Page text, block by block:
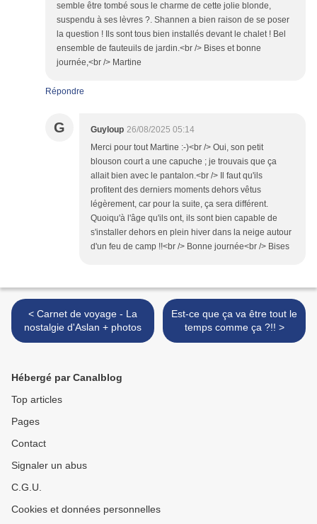
semble être tombé sous le charme de cette jolie blonde,
suspendu à ses lèvres ?. Shannen a bien raison de se poser
la question ! Ils sont tous bien installés devant le chalet ! Bel
ensemble de fauteuils de jardin.<br /> Bises et bonne
journée,<br /> Martine
Répondre
G Guyloup 26/08/2025 05:14
Merci pour tout Martine :-)<br /> Oui, son petit
blouson court a une capuche ; je trouvais que ça
allait bien avec le pantalon.<br /> Il faut qu'ils
profitent des derniers moments dehors vêtus
légèrement, car pour la suite, ça sera différent.
Quoiqu'à l'âge qu'ils ont, ils sont bien capable de
s'installer dehors en plein hiver dans la neige autour
d'un feu de camp !!<br /> Bonne journée<br /> Bises
< Carnet de voyage - La
nostalgie d'Aslan + photos
Est-ce que ça va être tout le
temps comme ça ?!! >
Hébergé par Canalblog
Top articles
Pages
Contact
Signaler un abus
C.G.U.
Cookies et données personnelles